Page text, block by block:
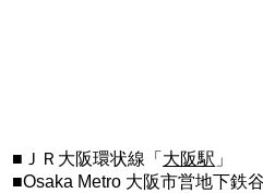
■ＪＲ大阪環状線「 大阪駅 」
■Osaka Metro 大阪市営地下鉄